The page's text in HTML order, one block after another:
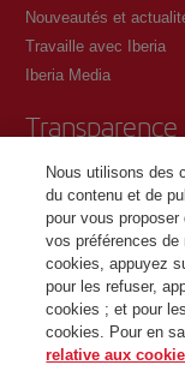
Nouveautés et
Travaille avec Iberia
Iberia Media
Transparence
Conditions générales
Conditions
Politique de
Gestion et politique
Contactez
©Iberia Joven 2026.
Nous utilisons des
du contenu et de
pour vous
vos préférences
cookies, appuyez
pour les refuser,
cookies ; et pour
cookies. Pour en
relative aux